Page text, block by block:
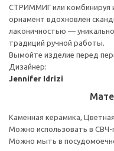
СТРИММИГ или комбинируя
орнамент вдохновлен
лаконичностью —
традиций ручной работы.
Вымойте изделие перед
Дизайнер:
Jennifer Idrizi
Каменная керамика,
Можно использовать в СВЧ-
Можно мыть в